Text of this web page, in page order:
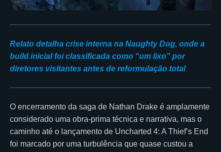
Relato detalha crise interna na Naughty Dog, onde a
build inicial foi classificada como “um lixo” por
diretores visitantes antes de reformulação total
O encerramento da saga de Nathan Drake é amplamente
considerado uma obra-prima técnica e narrativa, mas o
caminho até o lançamento de Uncharted 4: A Thief’s End
foi marcado por uma turbulência que quase custou a